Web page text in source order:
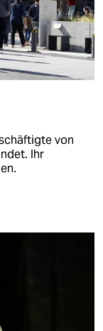
von
Ihr